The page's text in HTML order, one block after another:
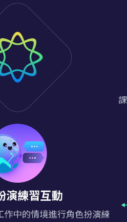
演練習互動
作中的情境進行角色扮演練